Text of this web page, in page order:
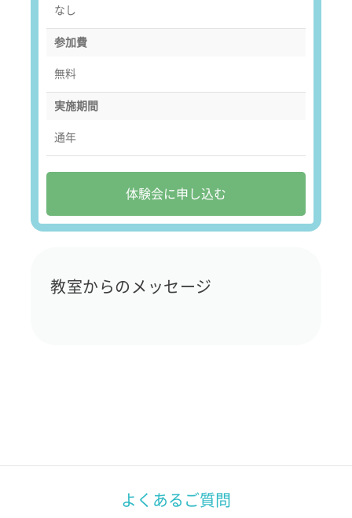
なし
参加費
無料
実施期間
通年
体験会に申し込む
教室からのメッセージ
よくあるご質問